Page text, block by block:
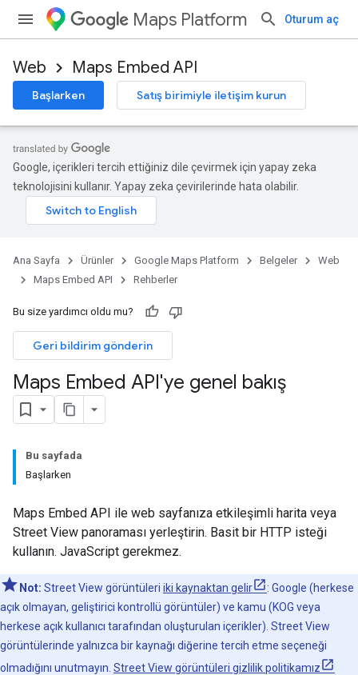
Maps Platform Oturum aç
Web Maps Embed API
Başlarken Satış birimiyle iletişim kurun
Google, içerikleri tercih ettiğiniz dile çevirmek için yapay zeka
teknolojisini kullanır. Yapay zeka çevirilerinde hata olabilir.
Ana Sayfa Ürünler Google Maps Platform Belgeler
Web
Maps Embed API
Rehberler
Bu size yardımcı oldu mu?
Geri bildirim gönderin
Maps Embed API'ye genel bakış
Bu sayfada
Başlarken
Maps Embed API ile web sayfanıza etkileşimli harita veya
Street View panoraması yerleştirin. Basit bir HTTP isteği
kullanın. JavaScript gerekmez.
Not: Street View görüntüleri iki kaynaktan gelir
: Google (herkese
açık olmayan, geliştirici kontrollü görüntüler) ve kamu (KOG veya
herkese açık kullanıcı tarafından oluşturulan içerikler). Street View
görüntülerinde yalnızca bir kaynağı diğerine tercih etme seçeneği
olmadığını unutmayın. Street View görüntüleri gizlilik politikamız